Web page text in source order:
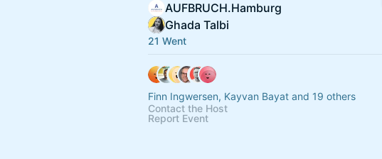
AUFBRUCH.Hamburg
Ghada Talbi
21 Went
Finn Ingwersen, Kayvan Bayat and 19 others
Contact the Host
Report Event